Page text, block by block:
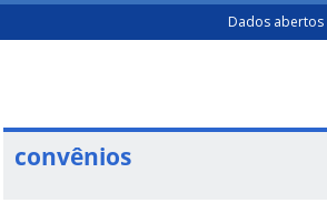
Dados abertos
convênios